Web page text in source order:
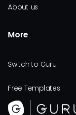
About us
More
Switch to Guru
Free Templates